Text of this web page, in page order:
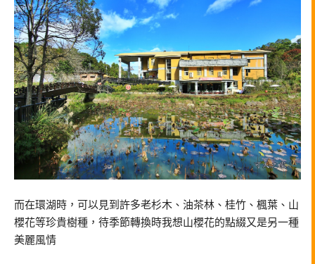
而在環湖時，可以見到許多老杉木、油茶林、桂竹、楓葉、山
櫻花等珍貴樹種，待季節轉換時我想山櫻花的點綴又是另一種
美麗風情